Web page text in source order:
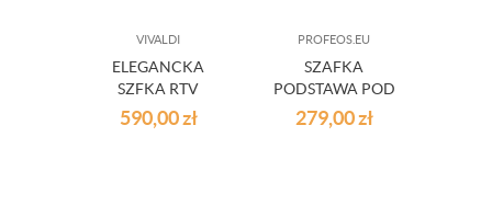
VIVALDI
ELEGANCKA
SZFKA RTV
SCALA POPIEL
POŁYSK
590,00zł
PROFEOS.EU
SZAFKA
PODSTAWA POD
TV
279,00zł